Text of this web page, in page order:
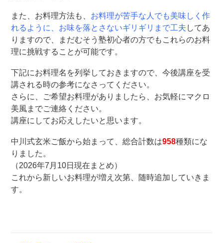
また、お料理方法も、 お料理が苦手な人でも美味しく作
れるように、お味を落とさないギリギリまで工夫 してあ
りますので、まだむそう塾初心者の方でもこれらのお料
理に挑戦することが可能です。
下記にお料理名を列挙しておきますので、今後講座を受
講される時の参考になさってください。
さらに、ご希望お料理がありましたら、お気軽にマクロ
美風までご連絡ください。
講座にしてお応えしたいと思います。
中川式玄米ご飯から始まって、総合計数は958種類にな
りました。
（2026年7月10日現在まとめ）
これから新しいお料理が増え次第、随時追加していきま
す。